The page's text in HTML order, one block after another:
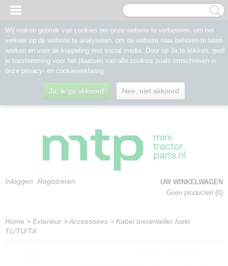
Inloggen Registreren
UW WINKELWAGEN
Geen producten (0)
Home > Exterieur >Accessoires > Kabel toerenteller Iseki
TL/TU/TX
Wij maken gebruik van cookies om onze website te verbeteren, om het
verkeer op de website te analyseren, om de website naar behoren te laten
werken en voor de koppeling met social media. Door op Ja te klikken, geef
je toestemming voor het plaatsen van alle cookies zoals omschreven in
onze privacy- en cookieverklaring.
Ja, ik ga akkoord Nee, niet akkoord